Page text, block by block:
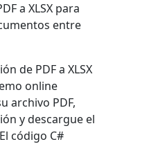
a XLSX para
entre
de PDF a XLSX
online
archivo PDF,
y descargue el
código C#